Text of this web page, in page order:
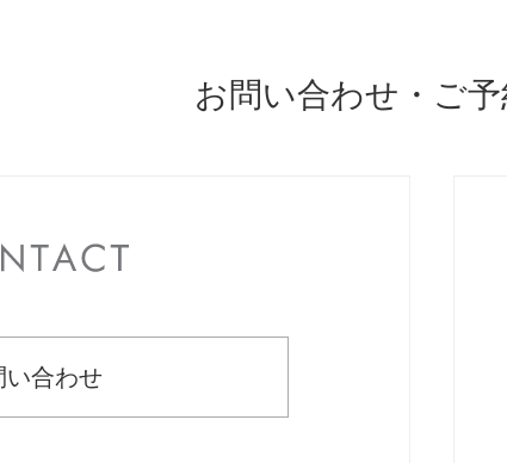
お問い合わせ・ご
い合わせ